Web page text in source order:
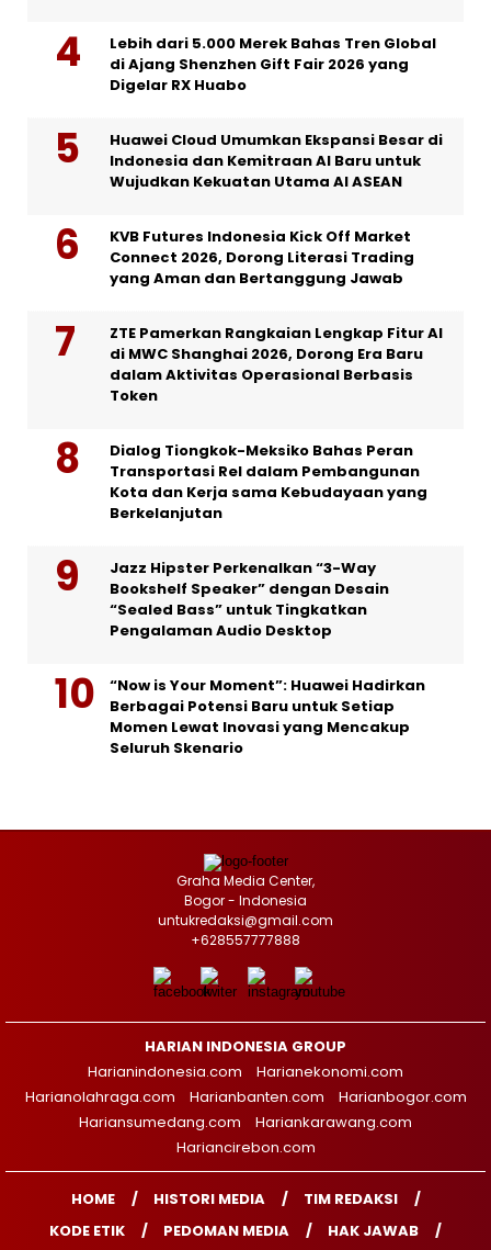
Lebih dari 5.000 Merek Bahas Tren Global
di Ajang Shenzhen Gift Fair 2026 yang
Digelar RX Huabo
Huawei Cloud Umumkan Ekspansi Besar di
Indonesia dan Kemitraan AI Baru untuk
Wujudkan Kekuatan Utama AI ASEAN
KVB Futures Indonesia Kick Off Market
Connect 2026, Dorong Literasi Trading
yang Aman dan Bertanggung Jawab
ZTE Pamerkan Rangkaian Lengkap Fitur AI
di MWC Shanghai 2026, Dorong Era Baru
dalam Aktivitas Operasional Berbasis
Token
Dialog Tiongkok-Meksiko Bahas Peran
Transportasi Rel dalam Pembangunan
Kota dan Kerja sama Kebudayaan yang
Berkelanjutan
Jazz Hipster Perkenalkan “3-Way
Bookshelf Speaker” dengan Desain
“Sealed Bass” untuk Tingkatkan
Pengalaman Audio Desktop
“Now is Your Moment”: Huawei Hadirkan
Berbagai Potensi Baru untuk Setiap
Momen Lewat Inovasi yang Mencakup
Seluruh Skenario
Graha Media Center,
Bogor - Indonesia
untukredaksi@gmail.com
+628557777888
HARIAN INDONESIA GROUP
Harianindonesia.com
Harianekonomi.com
Harianolahraga.com
Harianbanten.com
Harianbogor.com
Hariansumedang.com
Hariankarawang.com
Hariancirebon.com
HOME HISTORI MEDIA
TIM REDAKSI
KODE ETIK
PEDOMAN MEDIA HAK JAWAB